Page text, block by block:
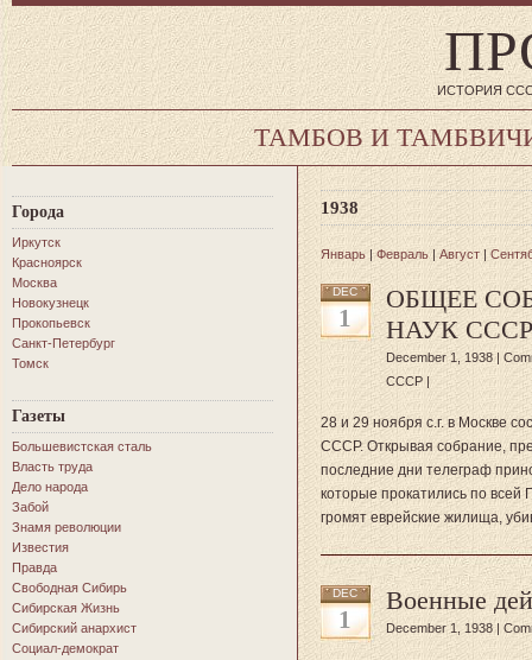
ИСТОРИЯ
ТАМБОВ И
Города
Иркутск
Красноярск
Москва
Новокузнецк
Прокопьевск
Санкт-Петербург
Томск
Газеты
Большевистская сталь
Власть труда
Дело народа
Забой
Знамя революции
Известия
Правда
Свободная Сибирь
Сибирская Жизнь
Сибирский анархист
Социал-демократ
1938
Январь |Февраль|Август|
DEC
1
ОБЩЕЕ
НАУК СССР
December 1, 1938 |
СССР |
28 и 29 ноября с.г. в Москве
СССР. Открывая собрание,
последние дни телеграф
которые прокатились по
громят еврейские жилища,
DEC
1
Военные
December 1, 1938 |